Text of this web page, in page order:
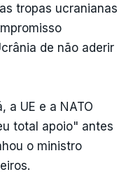
tropas ucranianas
de não aderir
a UE e a NATO
total apoio" antes
o ministro